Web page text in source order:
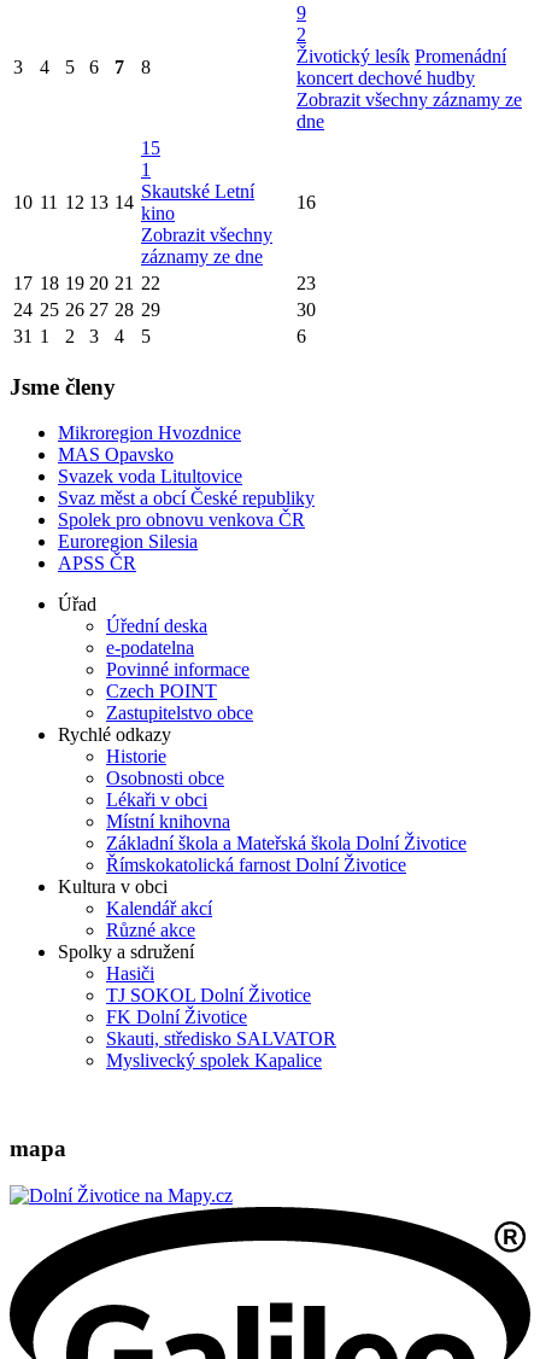
3 4 5 6 7 8
9
2
Životický lesík Promenádní
koncert dechové hudby
Zobrazit všechny záznamy ze
dne
10 11 12 13 14
15
1
Skautské Letní
kino
Zobrazit všechny
záznamy ze dne
16
17 18 19 20 21 22
23
24 25 26 27 28 29
30
31 1 2 3 4 5 6
Jsme členy
Mikroregion Hvozdnice
MAS Opavsko
Svazek voda Litultovice
Svaz měst a obcí České republiky
Spolek pro obnovu venkova ČR
Euroregion Silesia
APSS ČR
Úřad
Úřední deska
e-podatelna
Povinné informace
Czech POINT
Zastupitelstvo obce
Rychlé odkazy
Historie
Osobnosti obce
Lékaři v obci
Místní knihovna
Základní škola a Mateřská škola Dolní Životice
Římskokatolická farnost Dolní Životice
Kultura v obci
Kalendář akcí
Různé akce
Spolky a sdružení
Hasiči
TJ SOKOL Dolní Životice
FK Dolní Životice
Skauti, středisko SALVATOR
Myslivecký spolek Kapalice
mapa